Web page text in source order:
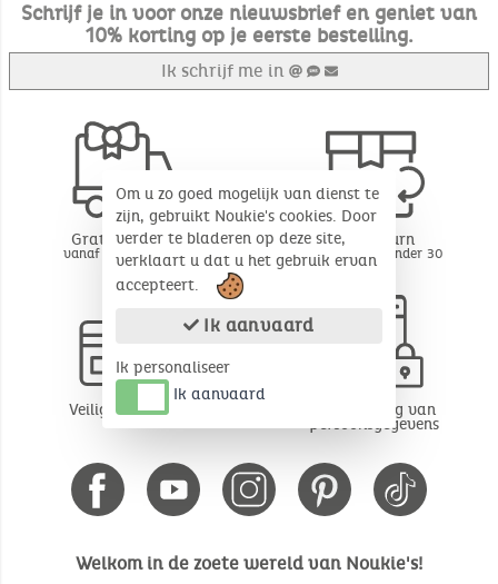
Schrijf je in voor onze nieuwsbrief en geniet van
10% korting op je eerste bestelling.
Ik schrijf me in
Gratis levering
vanaf 49€ aankoop
Free return
BE - FR - LU onder 30
dagen*
Veilige betaling Bescherming van
persoonsgegevens
Welkom in de zoete wereld van Noukie's!
Om u zo goed mogelijk van dienst te
zijn, gebruikt Noukie's cookies. Door
verder te bladeren op deze site,
verklaart u dat u het gebruik ervan
accepteert.
Ik aanvaard
Ik personaliseer
Ik aanvaard